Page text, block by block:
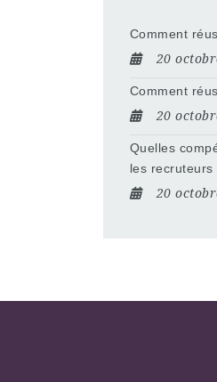
Comment
20
Comment
20
Quelles
les recruteurs
20